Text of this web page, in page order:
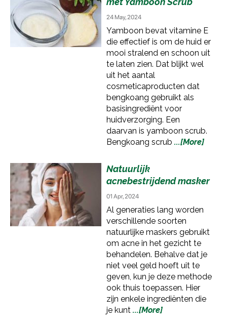
24 May, 2024
Yamboon bevat vitamine E
die effectief is om de huid er
mooi stralend en schoon uit
te laten zien. Dat blijkt wel
uit het aantal
cosmeticaproducten dat
bengkoang gebruikt als
basisingrediënt voor
huidverzorging. Een
daarvan is yamboon scrub.
Bengkoang scrub ...[More]
Natuurlijk
acnebestrijdend masker
01 Apr, 2024
Al generaties lang worden
verschillende soorten
natuurlijke maskers gebruikt
om acne in het gezicht te
behandelen. Behalve dat je
niet veel geld hoeft uit te
geven, kun je deze methode
ook thuis toepassen. Hier
zijn enkele ingrediënten die
je kunt ...[More]